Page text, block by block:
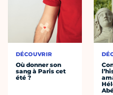
DÉCOUVRIR
Où donner son
sang à Paris cet
été ?